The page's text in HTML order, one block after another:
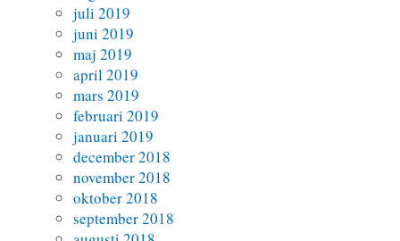
juli 2019
juni 2019
maj 2019
april 2019
mars 2019
februari 2019
januari 2019
december 2018
november 2018
oktober 2018
september 2018